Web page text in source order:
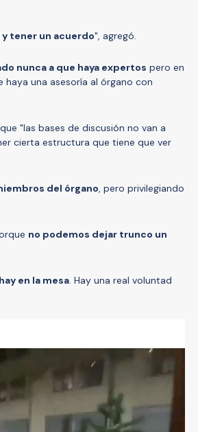
tener un acuerdo", agregó.
nunca a que haya expertos pero en
una asesoría al órgano con
"las bases de discusión no van a
cierta estructura que tiene que ver
del órgano, pero privilegiando
no podemos dejar trunco un
en la mesa. Hay una real voluntad